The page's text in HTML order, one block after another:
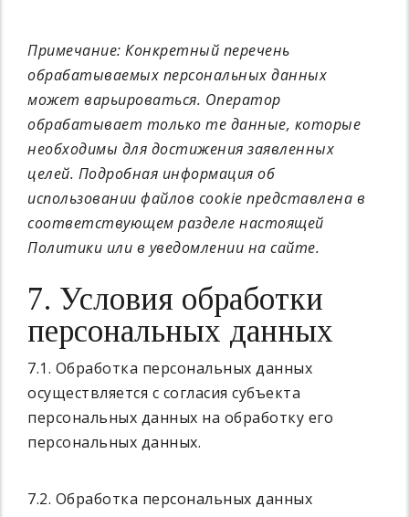
Примечание: Конкретный перечень
обрабатываемых персональных данных
может варьироваться. Оператор
обрабатывает только те данные, которые
необходимы для достижения заявленных
целей. Подробная информация об
использовании файлов cookie представлена в
соответствующем разделе настоящей
Политики или в уведомлении на сайте.
7. Условия обработки
персональных данных
7.1. Обработка персональных данных
осуществляется с согласия субъекта
персональных данных на обработку его
персональных данных.
7.2. Обработка персональных данных